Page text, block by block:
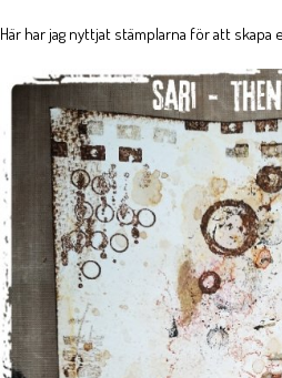
Här har jag nyttjat stämplarna för att